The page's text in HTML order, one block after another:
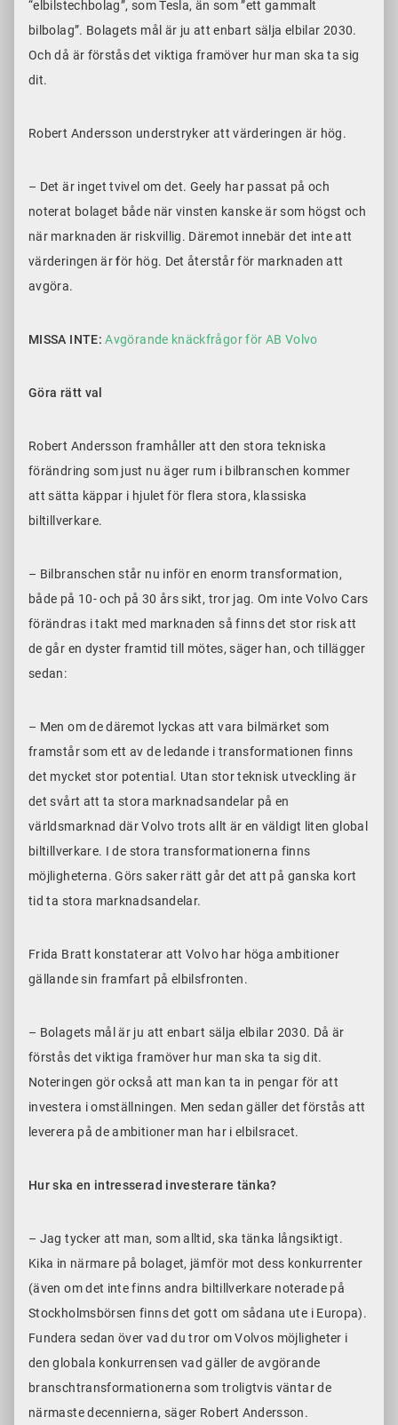
“elbilstechbolag”, som Tesla, än som ”ett gammalt
bilbolag”. Bolagets mål är ju att enbart sälja elbilar 2030.
Och då är förstås det viktiga framöver hur man ska ta sig
dit.
Robert Andersson understryker att värderingen är hög.
– Det är inget tvivel om det. Geely har passat på och
noterat bolaget både när vinsten kanske är som högst och
när marknaden är riskvillig. Däremot innebär det inte att
värderingen ärför hög. Det återstår för marknaden att
avgöra.
MISSA INTE: Avgörande knäckfrågor för AB Volvo
Göra rätt val
Robert Andersson framhåller att den stora tekniska
förändring som just nu äger rum i bilbranschen kommer
att sätta käppar i hjulet för flera stora, klassiska
biltillverkare.
– Bilbranschen står nu inför en enorm transformation,
både på 10- och på 30 års sikt, tror jag. Om inte Volvo Cars
förändras i takt med marknaden så finns det stor risk att
de går en dyster framtid till mötes, säger han, och tillägger
sedan:
– Men om de däremot lyckas att vara bilmärket som
framstår som ett av de ledande i transformationen finns
det mycket stor potential. Utan stor teknisk utveckling är
det svårt att ta stora marknadsandelar på en
världsmarknad där Volvo trots allt är en väldigt liten global
biltillverkare. I de stora transformationerna finns
möjligheterna. Görs saker rätt går det att på ganska kort
tid ta stora marknadsandelar.
Frida Bratt konstaterar att Volvo har höga ambitioner
gällande sin framfart på elbilsfronten.
– Bolagets mål är ju att enbart sälja elbilar 2030. Då är
förstås det viktiga framöver hur man ska ta sig dit.
Noteringen gör också att man kan ta in pengar för att
investera i omställningen. Men sedan gäller det förstås att
leverera på de ambitioner man har i elbilsracet.
Hur ska en intresserad investerare tänka?
– Jag tycker att man, som alltid, ska tänka långsiktigt.
Kika in närmare på bolaget, jämför mot dess konkurrenter
(även om det inte finns andra biltillverkare noterade på
Stockholmsbörsen finns det gott om sådana ute i Europa).
Fundera sedan över vad du tror om Volvos möjligheter i
den globala konkurrensen vad gäller de avgörande
branschtransformationerna som troligtvis väntar de
närmaste decennierna, säger Robert Andersson.